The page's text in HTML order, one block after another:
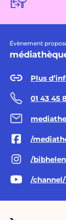
Évènement
01 43 45
/
/
/